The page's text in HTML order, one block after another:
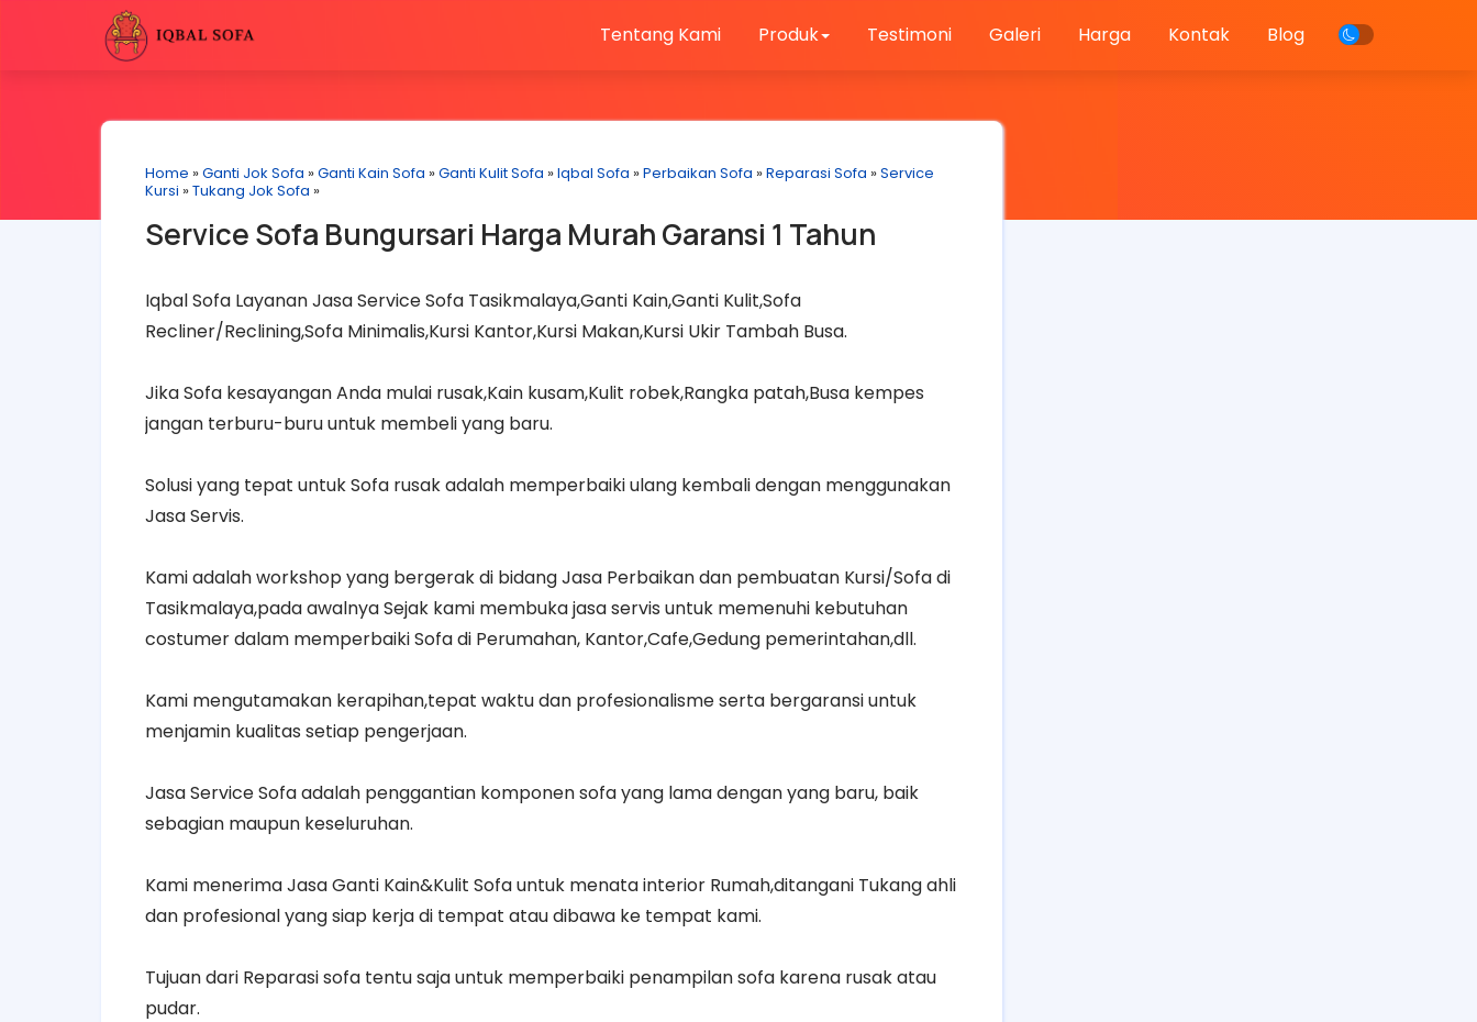
Tentang Kami Produk Testimoni Galeri Harga Kontak Blog
Home »Ganti Jok Sofa »Ganti Kain Sofa »Ganti Kulit Sofa »Iqbal Sofa »Perbaikan Sofa »Reparasi Sofa »Service
Kursi »Tukang Jok Sofa »
Service Sofa Bungursari Harga Murah Garansi 1 Tahun
Iqbal Sofa Layanan Jasa Service Sofa Tasikmalaya,Ganti Kain,Ganti Kulit,Sofa
Recliner/Reclining,Sofa Minimalis,Kursi Kantor,Kursi Makan,Kursi Ukir Tambah Busa.
Jika Sofa kesayangan Anda mulai rusak,Kain kusam,Kulit robek,Rangka patah,Busa kempes
jangan terburu-buru untuk membeli yang baru.
Solusi yang tepat untuk Sofa rusak adalah memperbaiki ulang kembali dengan menggunakan
Jasa Servis.
Kami adalah workshop yang bergerak di bidang Jasa Perbaikan dan pembuatan Kursi/Sofa di
Tasikmalaya,pada awalnya Sejak kami membuka jasa servis untuk memenuhi kebutuhan
costumer dalam memperbaiki Sofa di Perumahan, Kantor,Cafe,Gedung pemerintahan,dll.
Kami mengutamakan kerapihan,tepat waktu dan profesionalisme serta bergaransi untuk
menjamin kualitas setiap pengerjaan.
Jasa Service Sofa adalah penggantian komponen sofa yang lama dengan yang baru, baik
sebagian maupun keseluruhan.
Kami menerima Jasa Ganti Kain&Kulit Sofa untuk menata interior Rumah,ditangani Tukang ahli
dan profesional yang siap kerja di tempat atau dibawa ke tempat kami.
Tujuan dari Reparasi sofa tentu saja untuk memperbaiki penampilan sofa karena rusak atau
pudar.